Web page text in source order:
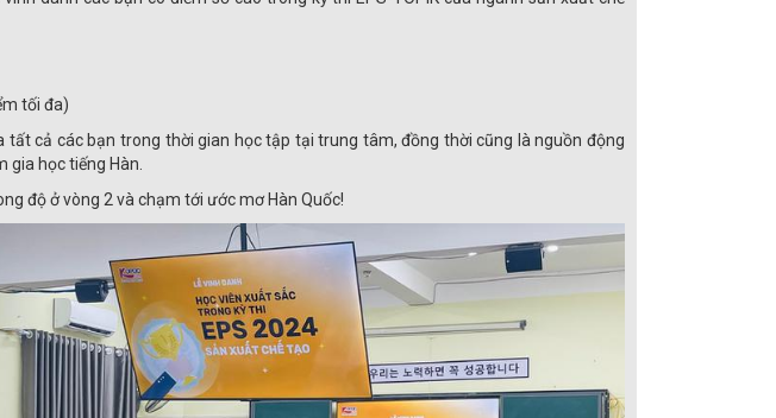
tối đa)
tất cả các bạn trong thời gian học tập tại trung tâm, đồng thời cũng là nguồn động
học tiếng Hàn.
độ ở vòng 2 và chạm tới ước mơ Hàn Quốc!